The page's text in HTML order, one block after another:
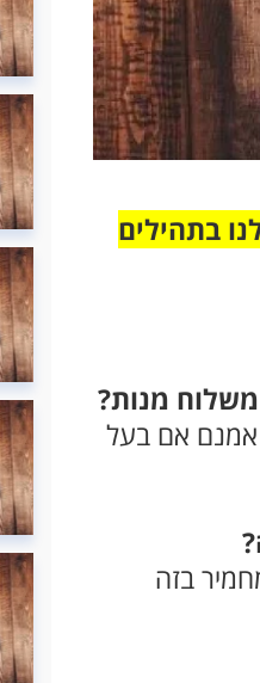
בתהילים
מנות?
אמנם אם בעל
בזה